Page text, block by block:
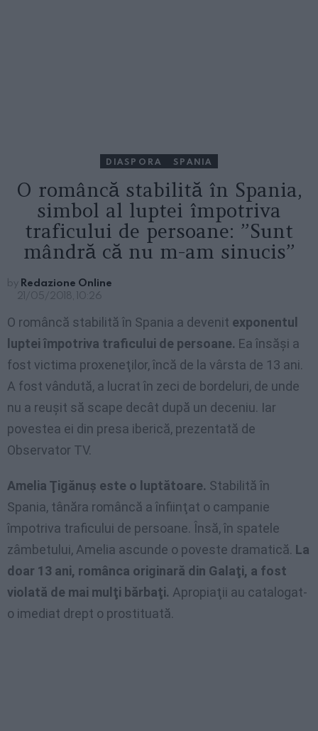
DIASPORA SPANIA
O româncă stabilită în Spania,
simbol al luptei împotriva
traficului de persoane: ”Sunt
mândră că nu m-am sinucis”
by Redazione Online
21/05/2018, 10:26
O româncă stabilită în Spania a devenit exponentul
luptei împotriva traficului de persoane. Ea însăşi a
fost victima proxeneţilor, încă de la vârsta de 13 ani.
A fost vândută, a lucrat în zeci de bordeluri, de unde
nu a reuşit să scape decât după un deceniu. Iar
povestea ei din presa iberică, prezentată de
Observator TV.
Amelia Ţigănuş este o luptătoare. Stabilită în
Spania, tânăra româncă a înfiinţat o campanie
împotriva traficului de persoane. Însă, în spatele
zâmbetului, Amelia ascunde o poveste dramatică. La
doar 13 ani, românca originară din Galaţi, a fost
violată de mai mulţi bărbaţi. Apropiaţii au catalogat-
o imediat drept o prostituată.